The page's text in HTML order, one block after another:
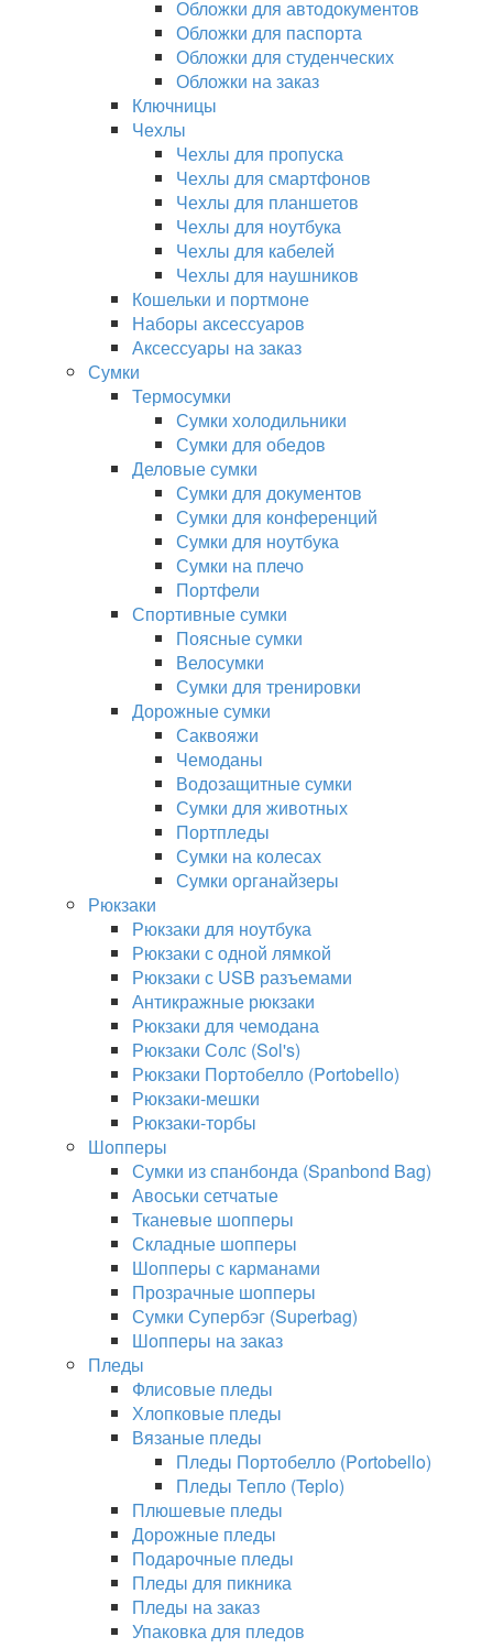
Обложки для автодокументов
Обложки для паспорта
Обложки для студенческих
Обложки на заказ
Ключницы
Чехлы
Чехлы для пропуска
Чехлы для смартфонов
Чехлы для планшетов
Чехлы для ноутбука
Чехлы для кабелей
Чехлы для наушников
Кошельки и портмоне
Наборы аксессуаров
Аксессуары на заказ
Сумки
Термосумки
Сумки холодильники
Сумки для обедов
Деловые сумки
Сумки для документов
Сумки для конференций
Сумки для ноутбука
Сумки на плечо
Портфели
Спортивные сумки
Поясные сумки
Велосумки
Сумки для тренировки
Дорожные сумки
Саквояжи
Чемоданы
Водозащитные сумки
Сумки для животных
Портпледы
Сумки на колесах
Сумки органайзеры
Рюкзаки
Рюкзаки для ноутбука
Рюкзаки с одной лямкой
Рюкзаки с USB разъемами
Антикражные рюкзаки
Рюкзаки для чемодана
Рюкзаки Солс (Sol's)
Рюкзаки Портобелло (Portobello)
Рюкзаки-мешки
Рюкзаки-торбы
Шопперы
Сумки из спанбонда (Spanbond Bag)
Авоськи сетчатые
Тканевые шопперы
Складные шопперы
Шопперы с карманами
Прозрачные шопперы
Сумки Супербэг (Superbag)
Шопперы на заказ
Пледы
Флисовые пледы
Хлопковые пледы
Вязаные пледы
Пледы Портобелло (Portobello)
Пледы Тепло (Teplo)
Плюшевые пледы
Дорожные пледы
Подарочные пледы
Пледы для пикника
Пледы на заказ
Упаковка для пледов